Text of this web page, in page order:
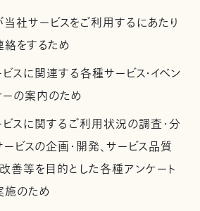
当社サービスをご利用するにあたり
をするため
ビスに関連する各種サービス・イベン
ーの案内のため
ビスに関するご利用状況の調査・分
ビスの企画・開発、サービス品質
善等を目的とした各種アンケート
のため